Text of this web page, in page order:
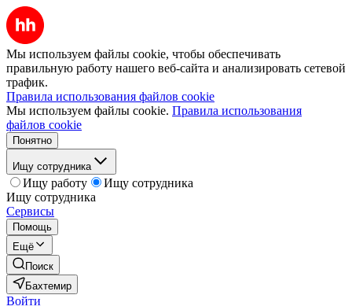
Мы используем файлы cookie, чтобы обеспечивать
правильную работу нашего веб-сайта и анализировать сетевой
трафик.
Правила использования файлов cookie
Мы используем файлы cookie. Правила использования
файлов cookie
Понятно
Ищу сотрудника
Ищу работу
Ищу сотрудника
Ищу сотрудника
Сервисы
Помощь
Ещё
Поиск
Бахтемир
Войти